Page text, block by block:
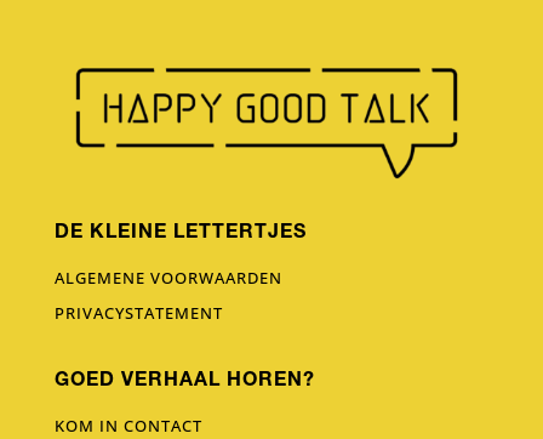
DE KLEINE LETTERTJES
ALGEMENE VOORWAARDEN
PRIVACYSTATEMENT
GOED VERHAAL HOREN?
KOM IN CONTACT